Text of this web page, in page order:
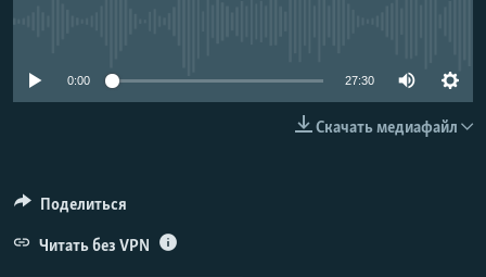
0:00 27:30
Скачать медиафайл
Поделиться
Читать без VPN